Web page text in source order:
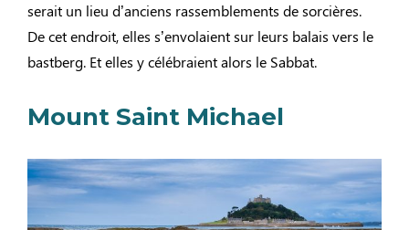
serait un lieu d’anciens rassemblements de sorcières.
De cet endroit, elles s’envolaient sur leurs balais vers le
bastberg. Et elles y célébraient alors le Sabbat.
Mount Saint Michael